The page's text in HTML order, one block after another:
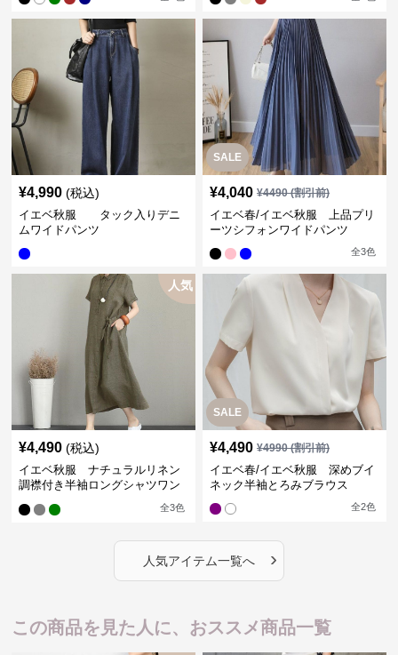
¥4,990 (税込)
イエベ秋服 タック入りデニ
ムワイドパンツ
SALE
¥4,040 ¥4490(割引前)
イエベ春/イエベ秋服 上品プリ
ーツシフォンワイドパンツ
全3色
人気
¥4,490 (税込)
イエベ秋服 ナチュラルリネン
調襟付き半袖ロングシャツワン
全3色
SALE
¥4,490 ¥4990(割引前)
イエベ春/イエベ秋服 深めブイ
ネック半袖とろみブラウス
全2色
人気アイテム一覧へ ›
この商品を見た人に、おススメ商品一覧